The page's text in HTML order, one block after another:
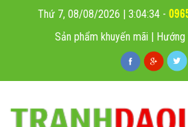
Thứ 7, 08/08/2026 | 3:04:35 -
Sản phẩm khuyến mãi | Hướng